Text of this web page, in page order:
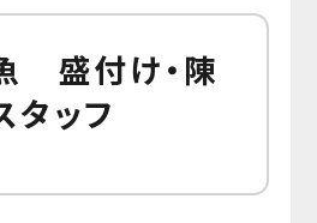
盛付け・陳
タッフ